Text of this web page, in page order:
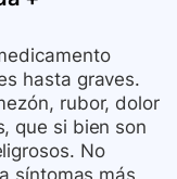
hasta graves.
rubor, dolor
que si bien son
No